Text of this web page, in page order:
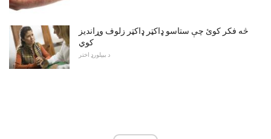
څه فکر کوئ چې ستاسو ډاکټر ډاکټر زلوف وړاندیز
کوي
د بیپلورډ اختر